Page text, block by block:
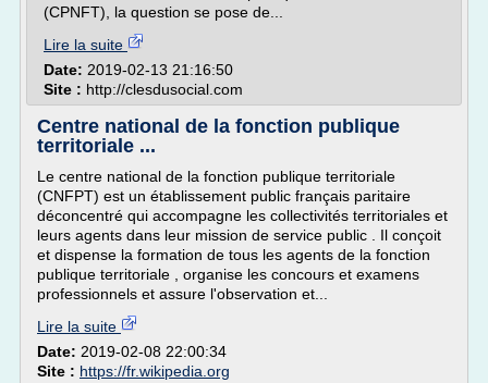
(CPNFT), la question se pose de...
Lire la suite
Date: 2019-02-13 21:16:50
Site : http://clesdusocial.com
Centre national de la fonction publique
territoriale ...
Le centre national de la fonction publique territoriale
(CNFPT) est un établissement public français paritaire
déconcentré qui accompagne les collectivités territoriales et
leurs agents dans leur mission de service public . Il conçoit
et dispense la formation de tous les agents de la fonction
publique territoriale , organise les concours et examens
professionnels et assure l'observation et...
Lire la suite
Date: 2019-02-08 22:00:34
Site : https://fr.wikipedia.org